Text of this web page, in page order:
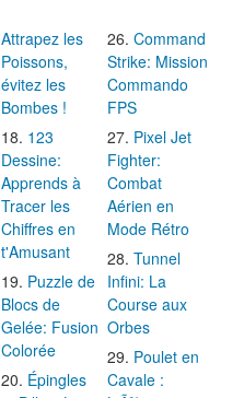
Attrapez les
Poissons,
évitez les
Bombes !
123
Dessine:
Apprends à
Tracer les
Chiffres en
t'Amusant
Puzzle de
Blocs de
Gelée: Fusion
Colorée
Épingles
Command
Strike: Mission
Commando
FPS
Pixel Jet
Fighter:
Combat
Aérien en
Mode Rétro
Tunnel
Infini: La
Course aux
Orbes
Poulet en
Cavale :